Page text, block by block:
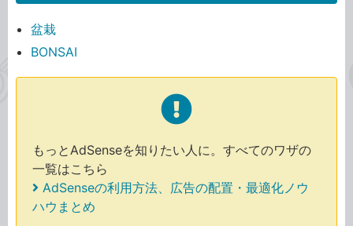
盆栽
BONSAI
もっとAdSenseを知りたい人に。すべてのワザの
一覧はこちら
AdSenseの利用方法、広告の配置・最適化ノウ
ハウまとめ